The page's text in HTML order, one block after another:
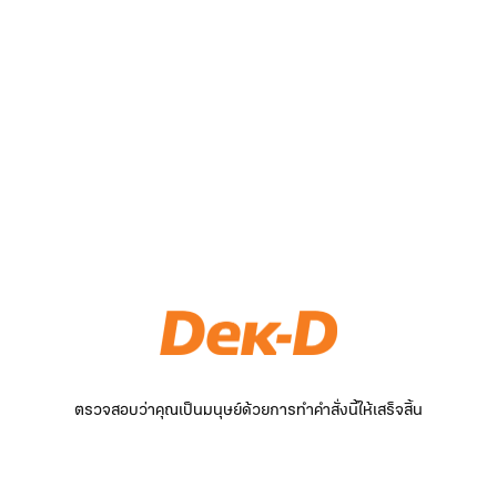
ตรวจสอบว่าคุณเป็นมนุษย์ด้วยการทำคำสั่งนี้ให้เสร็จสิ้น